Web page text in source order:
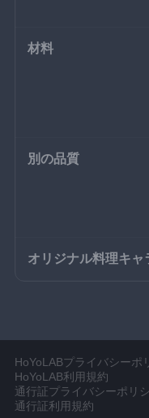
材料
別の品質
オリジナル料理キャ
HoYoLABプライバシーポ
HoYoLAB利用規約
通行証プライバシーポリ
通行証利用規約